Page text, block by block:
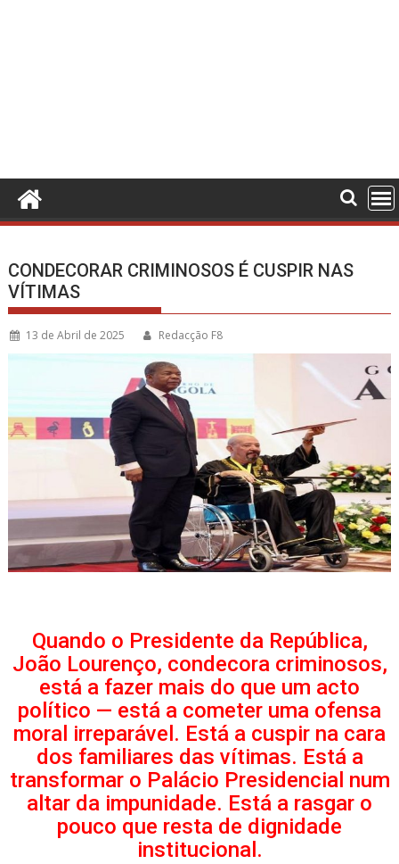
CONDECORAR CRIMINOSOS É CUSPIR NAS
VÍTIMAS
13 de Abril de 2025 Redacção F8
Quando o Presidente da República,
João Lourenço, condecora criminosos,
está a fazer mais do que um acto
político — está a cometer uma ofensa
moral irreparável. Está a cuspir na cara
dos familiares das vítimas. Está a
transformar o Palácio Presidencial num
altar da impunidade. Está a rasgar o
pouco que resta de dignidade
institucional.